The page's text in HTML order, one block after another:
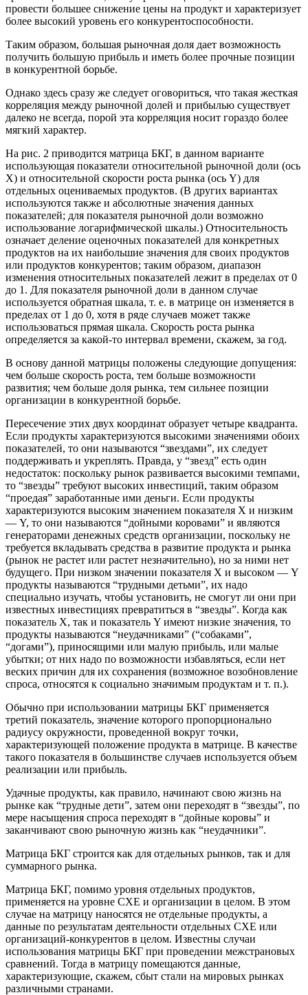
провести большее снижение цены на продукт и характеризует
более высокий уровень его конкурентоспособности.
Таким образом, большая рыночная доля дает возможность
получить большую прибыль и иметь более прочные позиции
в конкурентной борьбе.
Однако здесь сразу же следует оговориться, что такая жесткая
корреляция между рыночной долей и прибылью существует
далеко не всегда, порой эта корреляция носит гораздо более
мягкий характер.
На рис. 2 приводится матрица БКГ, в данном варианте
использующая показатели относительной рыночной доли (ось
X) и относительной скорости роста рынка (ось Y) для
отдельных оцениваемых продуктов. (В других вариантах
используются также и абсолютные значения данных
показателей; для показателя рыночной доли возможно
использование логарифмической шкалы.) Относительность
означает деление оценочных показателей для конкретных
продуктов на их наибольшие значения для своих продуктов
или продуктов конкурентов; таким образом, диапазон
изменения относительных показателей лежит в пределах от 0
до 1. Для показателя рыночной доли в данном случае
используется обратная шкала, т. е. в матрице он изменяется в
пределах от 1 до 0, хотя в ряде случаев может также
использоваться прямая шкала. Скорость роста рынка
определяется за какой-то интервал времени, скажем, за год.
В основу данной матрицы положены следующие допущения:
чем больше скорость роста, тем больше возможности
развития; чем больше доля рынка, тем сильнее позиции
организации в конкурентной борьбе.
Пересечение этих двух координат образует четыре квадранта.
Если продукты характеризуются высокими значениями обоих
показателей, то они называются “звездами”, их следует
поддерживать и укреплять. Правда, у “звезд” есть один
недостаток: поскольку рынок развивается высокими темпами,
то “звезды” требуют высоких инвестиций, таким образом
“проедая” заработанные ими деньги. Если продукты
характеризуются высоким значением показателя Х и низким
— Y, то они называются “дойными коровами” и являются
генераторами денежных средств организации, поскольку не
требуется вкладывать средства в развитие продукта и рынка
(рынок не растет или растет незначительно), но за ними нет
будущего. При низком значении показателя Х и высоком — Y
продукты называются “трудными детьми”, их надо
специально изучать, чтобы установить, не смогут ли они при
известных инвестициях превратиться в “звезды”. Когда как
показатель Х, так и показатель Y имеют низкие значения, то
продукты называются “неудачниками” (“собаками”,
“догами”), приносящими или малую прибыль, или малые
убытки; от них надо по возможности избавляться, если нет
веских причин для их сохранения (возможное возобновление
спроса, относятся к социально значимым продуктам и т. п.).
Обычно при использовании матрицы БКГ применяется
третий показатель, значение которого пропорционально
радиусу окружности, проведенной вокруг точки,
характеризующей положение продукта в матрице. В качестве
такого показателя в большинстве случаев используется объем
реализации или прибыль.
Удачные продукты, как правило, начинают свою жизнь на
рынке как “трудные дети”, затем они переходят в “звезды”, по
мере насыщения спроса переходят в “дойные коровы” и
заканчивают свою рыночную жизнь как “неудачники”.
Матрица БКГ строится как для отдельных рынков, так и для
суммарного рынка.
Матрица БКГ, помимо уровня отдельных продуктов,
применяется на уровне СХЕ и организации в целом. В этом
случае на матрицу наносятся не отдельные продукты, а
данные по результатам деятельности отдельных СХЕ или
организаций-конкурентов в целом. Известны случаи
использования матрицы БКГ при проведении межстрановых
сравнений. Тогда в матрицу помещаются данные,
характеризующие, скажем, сбыт стали на мировых рынках
различными странами.